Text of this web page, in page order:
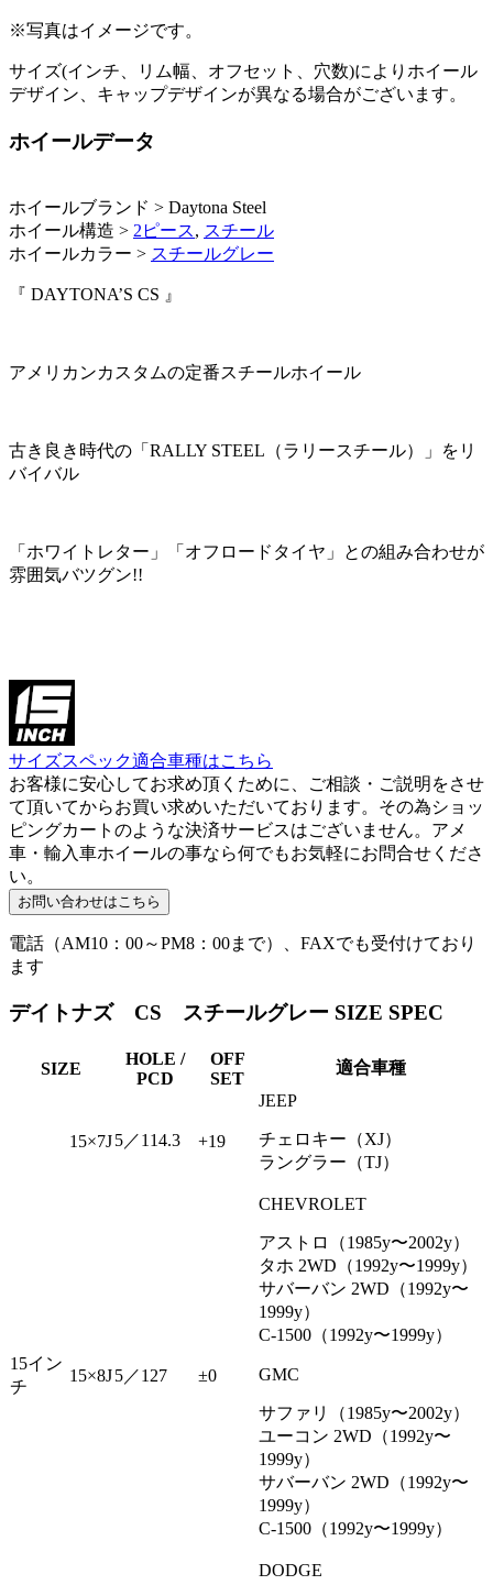
※写真はイメージです。
サイズ(インチ、リム幅、オフセット、穴数)によりホイール
デザイン、キャップデザインが異なる場合がございます。
ホイールデータ
ホイールブランド > Daytona Steel
ホイール構造 > 2ピース, スチール
ホイールカラー > スチールグレー
『 DAYTONA’S CS 』
アメリカンカスタムの定番スチールホイール
古き良き時代の「RALLY STEEL（ラリースチール）」をリ
バイバル
「ホワイトレター」「オフロードタイヤ」との組み合わせが
雰囲気バツグン!!
サイズスペック適合車種はこちら
お客様に安心してお求め頂くために、ご相談・ご説明をさせ
て頂いてからお買い求めいただいております。その為ショッ
ピングカートのような決済サービスはございません。アメ
車・輸入車ホイールの事なら何でもお気軽にお問合せくださ
い。
電話（AM10：00～PM8：00まで）、FAXでも受付けており
ます
デイトナズ CS スチールグレー SIZE SPEC
SIZE
HOLE /
PCD
OFF
SET
適合車種
15イン
チ
15×7J5／114.3 +19
JEEP
チェロキー（XJ）
ラングラー（TJ）
15×8J5／127 ±0
CHEVROLET
アストロ（1985y〜2002y）
タホ 2WD（1992y〜1999y）
サバーバン 2WD（1992y〜
1999y）
C-1500（1992y〜1999y）
GMC
サファリ（1985y〜2002y）
ユーコン 2WD（1992y〜
1999y）
サバーバン 2WD（1992y〜
1999y）
C-1500（1992y〜1999y）
DODGE